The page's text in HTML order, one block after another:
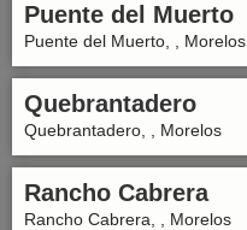
Puente del Muerto
Puente del Muerto, , Morelos
Quebrantadero
Quebrantadero, , Morelos
Rancho Cabrera
Rancho Cabrera, , Morelos